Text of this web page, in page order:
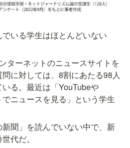
いる学生はほとんどいない
ターネットのニュースサイトを
に対しては、8割にあたる98人
る。最近は「YouTubeや
ニュースを見る」という学生
聞」を読んでいない中で、新
代だ。